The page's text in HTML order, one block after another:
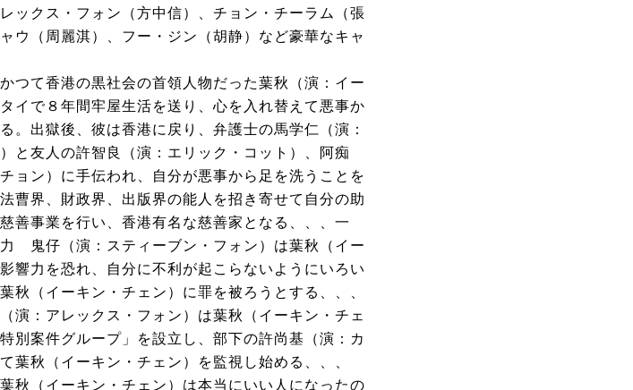
ックス・フォン（方中信）、チョン・チーラム（張
ウ（周麗淇）、フー・ジン（胡静）など豪華なキャ
かつて香港の黒社会の首領人物だった葉秋（演：イー
イで８年間牢屋生活を送り、心を入れ替えて悪事か
。出獄後、彼は香港に戻り、弁護士の馬学仁（演：
と友人の許智良（演：エリック・コット）、阿痴
チョン）に手伝われ、自分が悪事から足を洗うことを
曹界、財政界、出版界の能人を招き寄せて自分の助
善事業を行い、香港有名な慈善家となる、、、一
鬼仔（演：スティーブン・フォン）は葉秋（イー
響力を恐れ、自分に不利が起こらないようにいろい
秋（イーキン・チェン）に罪を被ろうとする、、、
演：アレックス・フォン）は葉秋（イーキン・チェ
別案件グループ」を設立し、部下の許尚基（演：カ
葉秋（イーキン・チェン）を監視し始める、、、
秋（イーキン・チェン）は本当にいい人になったの